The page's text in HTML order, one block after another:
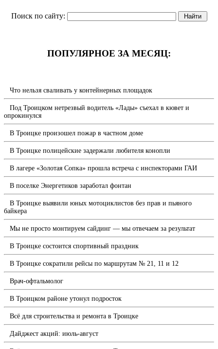
Поиск по сайту:
ПОПУЛЯРНОЕ ЗА МЕСЯЦ:
Что нельзя сваливать у контейнерных площадок
Под Троицком нетрезвый водитель «Лады» съехал в кювет и
опрокинулся
В Троицке произошел пожар в частном доме
В Троицке полицейские задержали любителя конопли
В лагере «Золотая Сопка» прошла встреча с инспекторами ГАИ
В поселке Энергетиков заработал фонтан
В Троицке выявили юных мотоциклистов без прав и пьяного
байкера
Мы не просто монтируем сайдинг — мы отвечаем за результат
В Троицке состоится спортивный праздник
В Троицке сократили рейсы по маршрутам № 21, 11 и 12
Врач-офтальмолог
В Троицком районе утонул подросток
Всё для строительства и ремонта в Троицке
Дайджест акций: июль-август